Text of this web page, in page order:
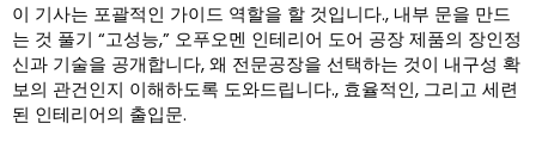
이 기사는 포괄적인 가이드 역할을 할 것입니다., 내부 문을 만드
는 것 풀기 “고성능,” 오푸오멘 인테리어 도어 공장 제품의 장인정
신과 기술을 공개합니다, 왜 전문공장을 선택하는 것이 내구성 확
보의 관건인지 이해하도록 도와드립니다., 효율적인, 그리고 세련
된 인테리어의 출입문.